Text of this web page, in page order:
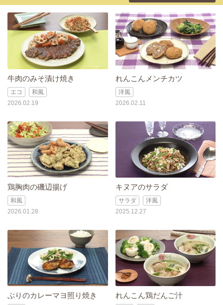
牛肉のみそ漬け焼き
エコ
和風
2026.02.19
れんこんメンチカツ
洋風
2026.02.11
鶏胸肉の磯辺揚げ
和風
2026.01.28
キヌアのサラダ
サラダ
洋風
2025.12.27
ぶりのカレーマヨ照り焼き れんこん鶏だんご汁